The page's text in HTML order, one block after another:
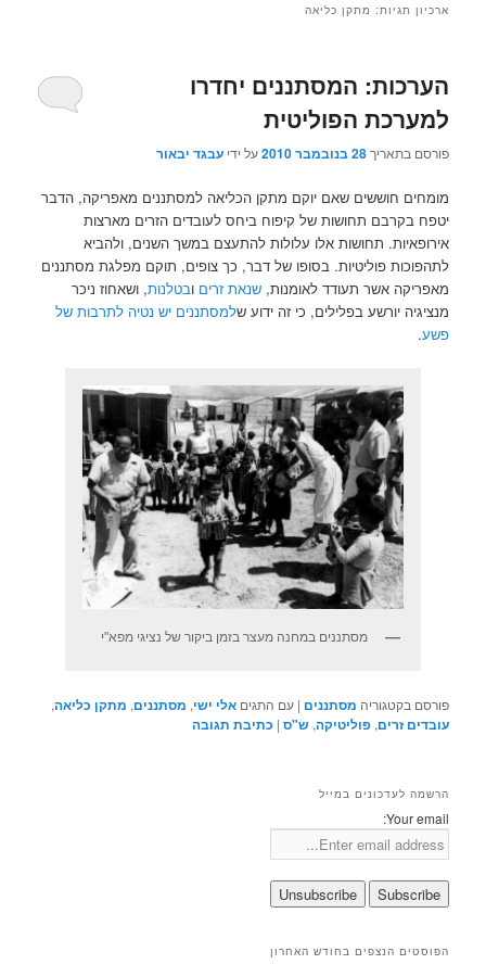
ארכיון תגיות: מתקן כליאה
הערכות: המסתננים יחדרו
למערכת הפוליטית
פורסם בתאריך28 בנובמבר 2010 על ידיעבגד יבאור
מומחים חוששים שאם יוקם מתקן הכליאה למסתננים מאפריקה, הדבר
יטפח בקרבם תחושות של קיפוח ביחס לעובדים הזרים מארצות
אירופאיות. תחושות אלו עלולות להתעצם במשך השנים, ולהביא
לתהפוכות פוליטיות. בסופו של דבר, כך צופים, תוקם מפלגת מסתננים
מאפריקה אשר תעודד לאומנות,שנאת זרים ובטלנות, ושאחוז ניכר
מנציגיה יורשע בפלילים, כי זה ידוע שלמסתננים יש נטיה לתרבות של
פשע.
מסתננים במחנה מעצר בזמן ביקור של נציגי מפא"י
פורסם בקטגוריה מסתננים |עם התגים אלי ישי, מסתננים, מתקן כליאה,
עובדים זרים,פוליטיקה,ש"ס | כתיבת תגובה
הרשמה לעדכונים במייל
Your email:
הפוסטים הנצפים בחודש האחרון